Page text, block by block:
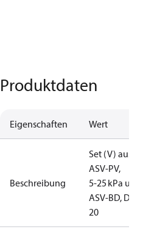
Produktdaten
Eigenschaften Wert
Beschreibung
Set (V) aus
ASV‑PV,
5‑25 kPa und
ASV‑BD, DN
20